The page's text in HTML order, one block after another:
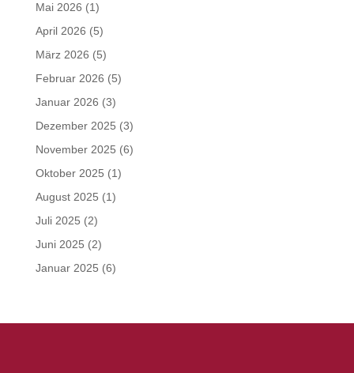
Mai 2026 (1)
April 2026 (5)
März 2026 (5)
Februar 2026 (5)
Januar 2026 (3)
Dezember 2025 (3)
November 2025 (6)
Oktober 2025 (1)
August 2025 (1)
Juli 2025 (2)
Juni 2025 (2)
Januar 2025 (6)